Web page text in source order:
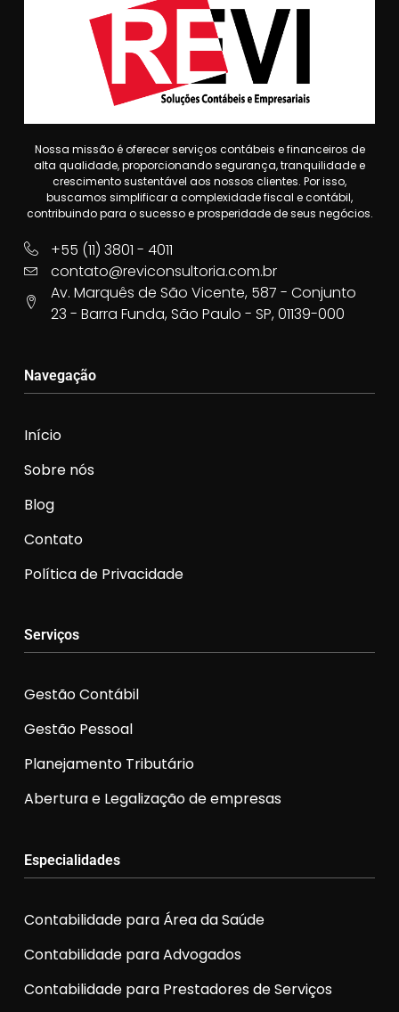
Nossa missão é oferecer serviços contábeis e financeiros de
alta qualidade, proporcionando segurança, tranquilidade e
crescimento sustentável aos nossos clientes. Por isso,
buscamos simplificar a complexidade fiscal e contábil,
contribuindo para o sucesso e prosperidade de seus negócios.
+55 (11) 3801 - 4011
contato@reviconsultoria.com.br
Av. Marquês de São Vicente, 587 - Conjunto
23 - Barra Funda, São Paulo - SP, 01139-000
Navegação
Início
Sobre nós
Blog
Contato
Política de Privacidade
Serviços
Gestão Contábil
Gestão Pessoal
Planejamento Tributário
Abertura e Legalização de empresas
Especialidades
Contabilidade para Área da Saúde
Contabilidade para Advogados
Contabilidade para Prestadores de Serviços